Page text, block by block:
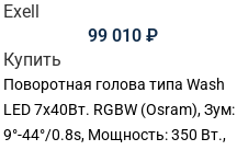
Exell
99 010 ₽
Купить
Поворотная голова типа Wash
LED 7х40Вт. RGBW (Osram), Зум:
9°-44°/0.8s, Мощность: 350 Вт.,